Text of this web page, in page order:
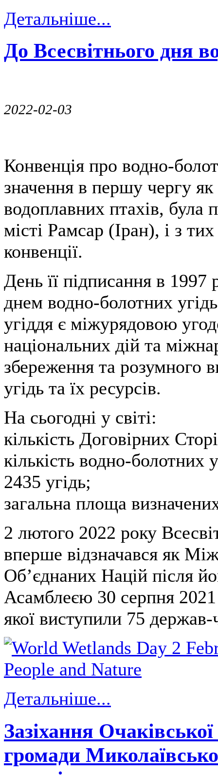
Детальніше...
До Всесвітнього дня
2022-02-03
Конвенція про водно-
значення в першу чергу
водоплавних птахів, була
місті Рамсар (Іран), і з
конвенції.
День її підписання в
днем водно-болотних
угіддя є міжурядовою
національних дій та
збереження та розумного
угідь та їх ресурсів.
На сьогодні у світі:
кількість Договірних
кількість водно-болотних
2435 угідь;
загальна площа
2 лютого 2022 року
вперше відзначався як
Об’єднаних Націй після
Асамблеєю 30 серпня 2021
якої виступили 75 держав-
Детальніше...
Зазіхання
громади